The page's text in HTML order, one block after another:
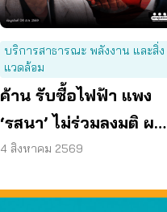
บริการสาธารณะ พลังงาน และสิ่ง
แวดล้อม
ค้าน รับซื้อไฟฟ้า แพง
‘รสนา’ ไม่ร่วมลงมติ ผลัก
ผู้บริโภค “แบก”
4 สิงหาคม 2569